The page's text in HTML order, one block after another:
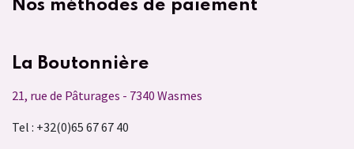
Nos méthodes de paiement
La Boutonnière
21, rue de Pâturages - 7340 Wasmes
Tel : +32(0)65 67 67 40